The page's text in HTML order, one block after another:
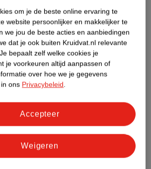
Dit product heeft (nog) geen Nature
Impact Score.
Meer informatie
om je de beste online ervaring te
website persoonlijker en makkelijker te
we jou de beste acties en aanbiedingen
dat je ook buiten Kruidvat.nl relevante
Je bepaalt zelf welke cookies je
je voorkeuren altijd aanpassen of
over hoe we je gegevens
ons Privacybeleid.
Weigeren
Accepteer